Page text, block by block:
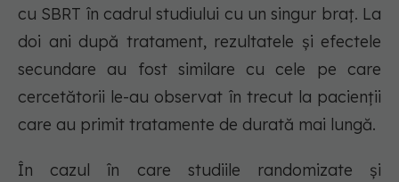
cu SBRT în cadrul studiului cu un singur braț. La
doi ani după tratament, rezultatele și efectele
secundare au fost similare cu cele pe care
cercetătorii le-au observat în trecut la pacienții
care au primit tratamente de durată mai lungă.
În cazul în care studiile randomizate și